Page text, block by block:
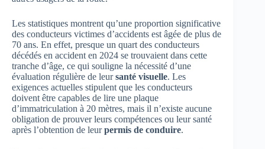
Les statistiques montrent qu’une proportion significative
des conducteurs victimes d’accidents est âgée de plus de
70 ans. En effet, presque un quart des conducteurs
décédés en accident en 2024 se trouvaient dans cette
tranche d’âge, ce qui souligne la nécessité d’une
évaluation régulière de leursanté visuelle. Les
exigences actuelles stipulent que les conducteurs
doivent être capables de lire une plaque
d’immatriculation à 20 mètres, mais il n’existe aucune
obligation de prouver leurs compétences ou leur santé
après l’obtention de leurpermis de conduire.